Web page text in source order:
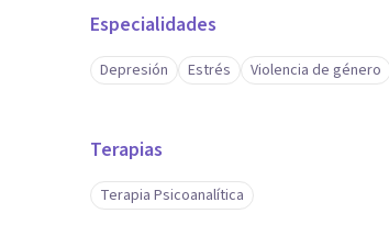
Especialidades
Depresión Estrés Violencia de género
Terapias
Terapia Psicoanalítica